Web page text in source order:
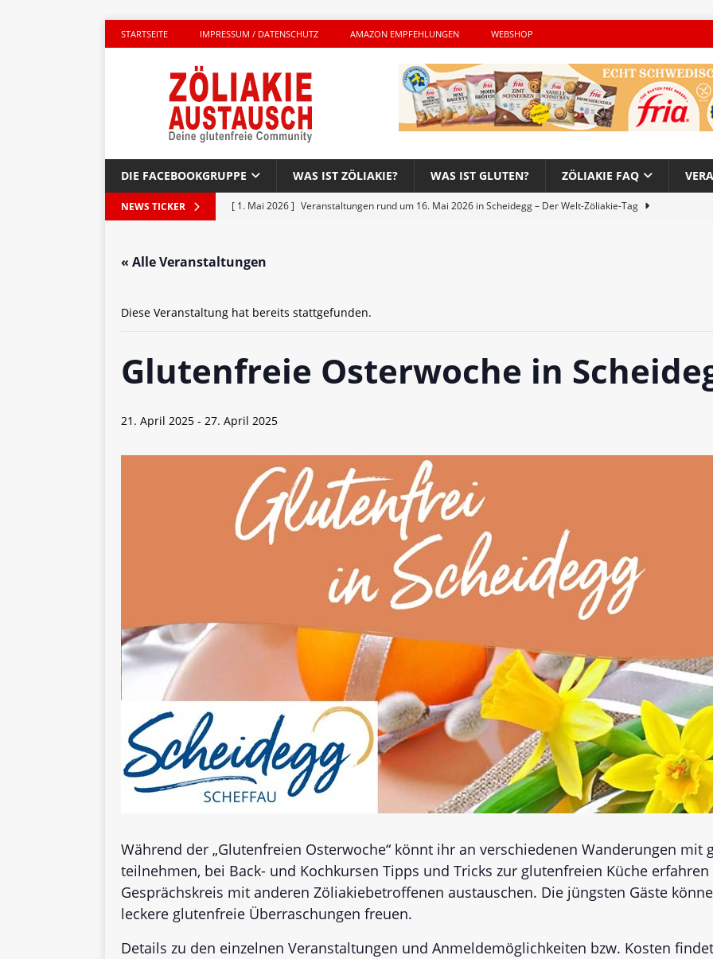
STARTSEITE IMPRESSUM / DATENSCHUTZ AMAZON EMPFEHLUNGEN WEBSHOP
DIE FACEBOOKGRUPPE WAS IST ZÖLIAKIE? WAS IST GLUTEN? ZÖLIAKIE FAQ
NEWS TICKER [ 1. Mai 2026 ] Veranstaltungen rund um 16. Mai 2026 in Scheidegg – Der Welt-Zöliakie-Tag
[ 27. April 2026 ]
[ 23. April 2026 ] Kinderbuch – Der unerwünschte Gast von Hendrikje Balsmeyer
[ 5. April 2026 ] Verpackungen bei glutenfreien Produkten – Spagat zwischen Sicherheit und
[ 15. Mai 2026 ]
« Alle Veranstaltungen
Diese Veranstaltung hat bereits stattgefunden.
Glutenfreie Osterwoche in
21. April 2025 - 27. April 2025
Während der „Glutenfreien Osterwoche“ könnt ihr an verschiedenen Wanderungen
teilnehmen, bei Back- und Kochkursen Tipps und Tricks zur glutenfreien Küche
Gesprächskreis mit anderen Zöliakiebetroffenen austauschen. Die jüngsten Gäste
leckere glutenfreie Überraschungen freuen.
Details zu den einzelnen Veranstaltungen und Anmeldemöglichkeiten bzw. Kosten